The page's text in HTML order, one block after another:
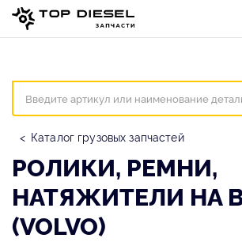
Каталог грузовых запчастей
РОЛИКИ, РЕМНИ,
НАТЯЖИТЕЛИ НА
(VOLVO)